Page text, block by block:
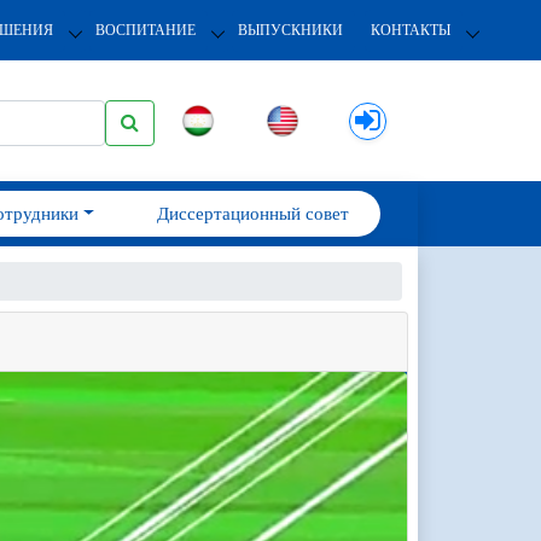
ВОСПИТАНИЕ ВЫПУСКНИКИ КОНТАКТЫ
Диссертационный совет